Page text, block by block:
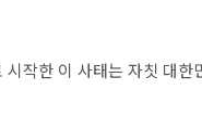
시작한 이 사태는 자칫 대